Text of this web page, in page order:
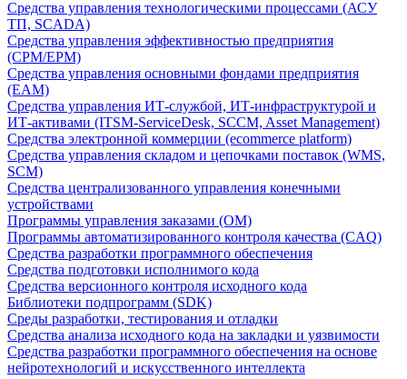
Средства управления технологическими процессами (АСУ
ТП, SCADA)
Средства управления эффективностью предприятия
(CPM/EPM)
Средства управления основными фондами предприятия
(EAM)
Средства управления ИТ-службой, ИТ-инфраструктурой и
ИТ-активами (ITSM-ServiceDesk, SCCM, Asset Management)
Средства электронной коммерции (ecommerce platform)
Средства управления складом и цепочками поставок (WMS,
SCM)
Средства централизованного управления конечными
устройствами
Программы управления заказами (OM)
Программы автоматизированного контроля качества (CAQ)
Средства разработки программного обеспечения
Средства подготовки исполнимого кода
Средства версионного контроля исходного кода
Библиотеки подпрограмм (SDK)
Среды разработки, тестирования и отладки
Средства анализа исходного кода на закладки и уязвимости
Средства разработки программного обеспечения на основе
нейротехнологий и искусственного интеллекта